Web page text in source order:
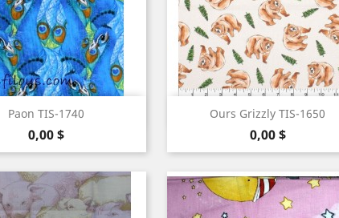
Paon TIS-1740
Prix
0,00 $
Aperçu rapide Ours Grizzly TIS-1650
Prix
0,00 $
Aperçu rapide